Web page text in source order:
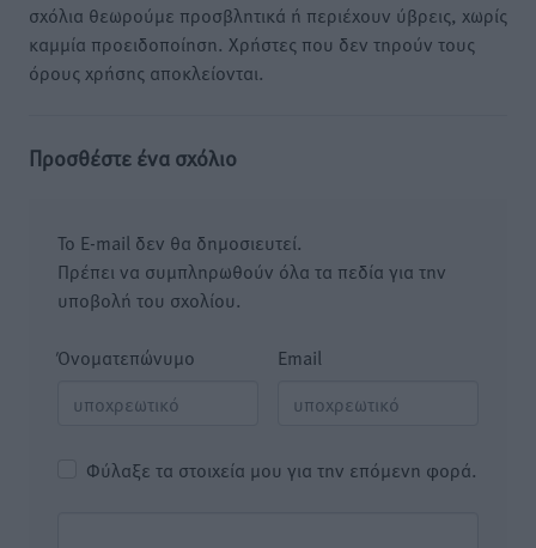
σχόλια θεωρούμε προσβλητικά ή περιέχουν ύβρεις, χωρίς
καμμία προειδοποίηση. Χρήστες που δεν τηρούν τους
όρους χρήσης αποκλείονται.
Προσθέστε ένα σχόλιο
Το E-mail δεν θα δημοσιευτεί.
Πρέπει να συμπληρωθούν όλα τα πεδία για την
υποβολή του σχολίου.
Όνοματεπώνυμο Email
Φύλαξε τα στοιχεία μου για την επόμενη φορά.